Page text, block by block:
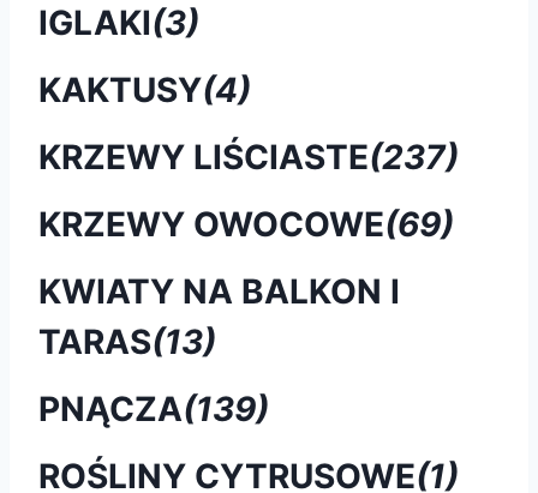
IGLAKI(3)
KAKTUSY(4)
KRZEWY LIŚCIASTE(237)
KRZEWY OWOCOWE(69)
KWIATY NA BALKON I
TARAS(13)
PNĄCZA(139)
ROŚLINY CYTRUSOWE(1)